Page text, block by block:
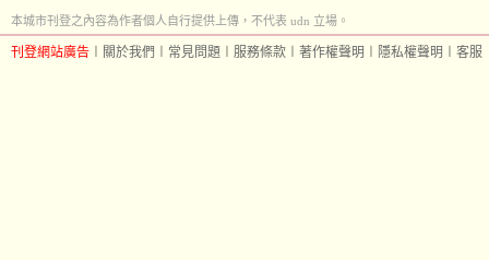
本城市刊登之內容為作者個人自行提供上傳，不代表 udn 立場。
刊登網站廣告 關於我們 常見問題 服務條款 著作權聲明 隱私權聲明 客服